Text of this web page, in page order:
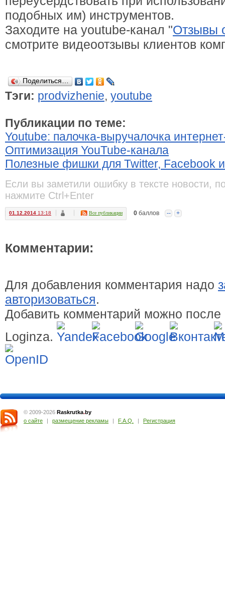
подобных им) инструментов.
Заходите на youtube-канал "Отзывы
смотрите видеоотзывы клиентов
Поделиться…
Тэги: prodvizhenie, youtube
Публикации по теме:
Youtube: палочка-выручалочка
Оптимизация YouTube-канала
Полезные фишки для Twitter, Facebook
Если вы заметили ошибку в тексте новости,
нажмите Ctrl+Enter
01.12.2014 13:18 Все публикации 0 баллов -- +
Комментарии:
Для добавления комментария надо
авторизоваться.
Добавить комментарий можно после
Loginza.
© 2009-2026 Raskrutka.by
о сайте
| размещение рекламы | F.A.Q. | Регистрация